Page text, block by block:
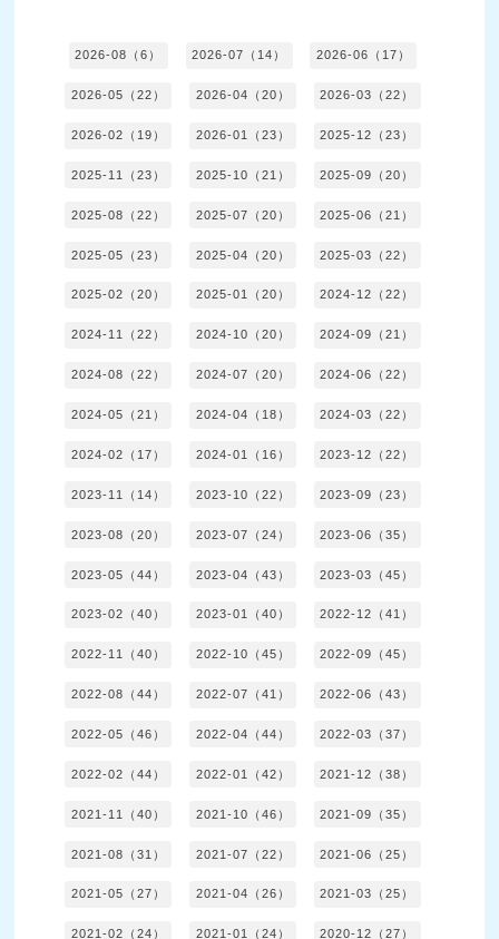
2026-08（6） 2026-07（14） 2026-06（17）
2026-05（22） 2026-04（20） 2026-03（22）
2026-02（19） 2026-01（23） 2025-12（23）
2025-11（23） 2025-10（21） 2025-09（20）
2025-08（22） 2025-07（20） 2025-06（21）
2025-05（23） 2025-04（20） 2025-03（22）
2025-02（20） 2025-01（20） 2024-12（22）
2024-11（22） 2024-10（20） 2024-09（21）
2024-08（22） 2024-07（20） 2024-06（22）
2024-05（21） 2024-04（18） 2024-03（22）
2024-02（17） 2024-01（16） 2023-12（22）
2023-11（14） 2023-10（22） 2023-09（23）
2023-08（20） 2023-07（24） 2023-06（35）
2023-05（44） 2023-04（43） 2023-03（45）
2023-02（40） 2023-01（40） 2022-12（41）
2022-11（40） 2022-10（45） 2022-09（45）
2022-08（44） 2022-07（41） 2022-06（43）
2022-05（46） 2022-04（44） 2022-03（37）
2022-02（44） 2022-01（42） 2021-12（38）
2021-11（40） 2021-10（46） 2021-09（35）
2021-08（31） 2021-07（22） 2021-06（25）
2021-05（27） 2021-04（26） 2021-03（25）
2021-02（24） 2021-01（24） 2020-12（27）